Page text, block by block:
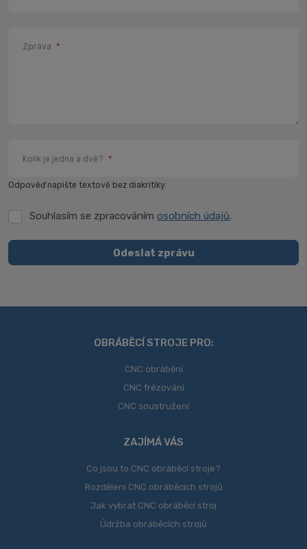
Zpráva *
Kolik je jedna a dvě? *
Odpověď napište textově bez diakritiky.
Souhlasím
zpracováním
osobních
Souhlasím se zpracovánímosobních údajů.
Odeslat zprávu
OBRÁBĚCÍ STROJE PRO:
CNC obrábění
CNC frézování
CNC soustružení
ZAJÍMÁ VÁS
Co jsou to CNC obráběcí stroje?
Rozdělení CNC obráběcích strojů
Jak vybrat CNC obráběcí stroj
Údržba obráběcích strojů